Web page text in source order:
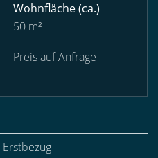
Wohnfläche(ca.)
50 m²
Preis auf Anfrage
Erstbezug